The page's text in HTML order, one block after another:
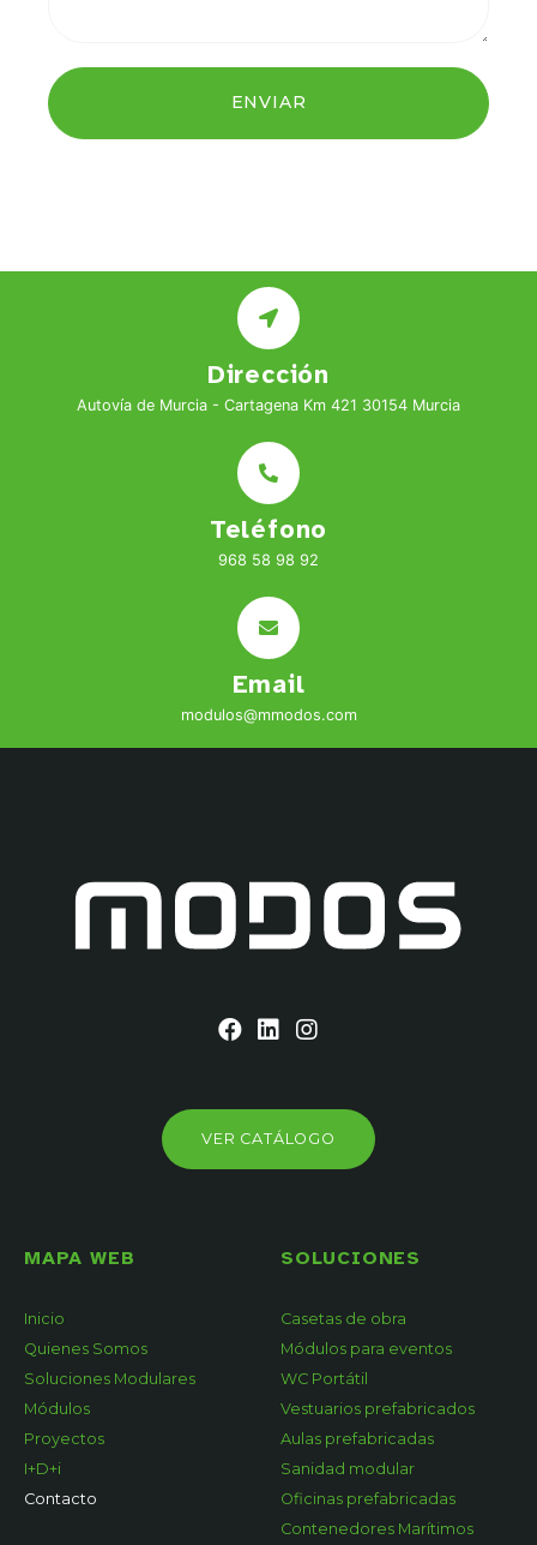
ENVIAR
Dirección
Autovía de Murcia - Cartagena Km 421 30154 Murcia
Teléfono
968 58 98 92
Email
modulos@mmodos.com
VER CATÁLOGO
MAPA WEB
Inicio
Quienes Somos
Soluciones Modulares
Módulos
Proyectos
I+D+i
Contacto
SOLUCIONES
Casetas de obra
Módulos para eventos
WC Portátil
Vestuarios prefabricados
Aulas prefabricadas
Sanidad modular
Oficinas prefabricadas
Contenedores Marítimos